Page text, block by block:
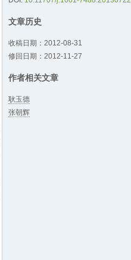
文章历史
收稿日期：2012-08-31
修回日期：2012-11-27
作者相关文章
耿玉德
张朝辉